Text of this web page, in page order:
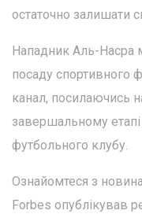
остаточно залишати
Нападник Аль-Насра
посаду спортивного
канал, посилаючись
завершальному
футбольного клубу.
Ознайомтеся з
Forbes опублікував